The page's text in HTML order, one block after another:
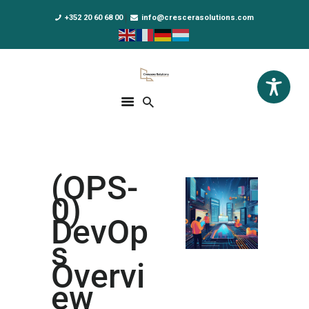
+352 20 60 68 00 info@crescerasolutions.com
Crescera Solutions
Solutions for your evolution
DPO AS A SERVICE
NOUS CONNAÎTRE
ACTUALITÉS
(OPS-
0)
DevOp
s
Overvi
ew